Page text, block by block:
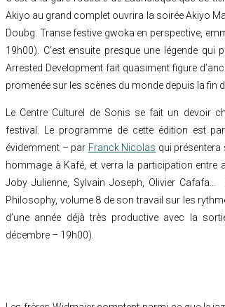
Akiyo au grand complet ouvrira la soirée Akiyo
Doubg. Transe festive gwoka en perspective,
19h00). C’est ensuite presque une légende qui
Arrested Development fait quasiment figure
promenée sur les scènes du monde depuis la fin
Le Centre Culturel de Sonis se fait un devoir
festival. Le programme de cette édition est
évidemment – par Franck Nicolas qui
hommage à Kafé, et verra la participation entre
Joby Julienne, Sylvain Joseph, Olivier
Philosophy, volume 8 de son travail sur les
d’une année déjà très productive avec la
décembre – 19h00).